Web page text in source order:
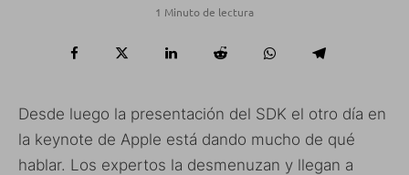
1 Minuto de lectura
Desde luego la presentación del SDK el otro día en
la keynote de Apple está dando mucho de qué
hablar. Los expertos la desmenuzan y llegan a